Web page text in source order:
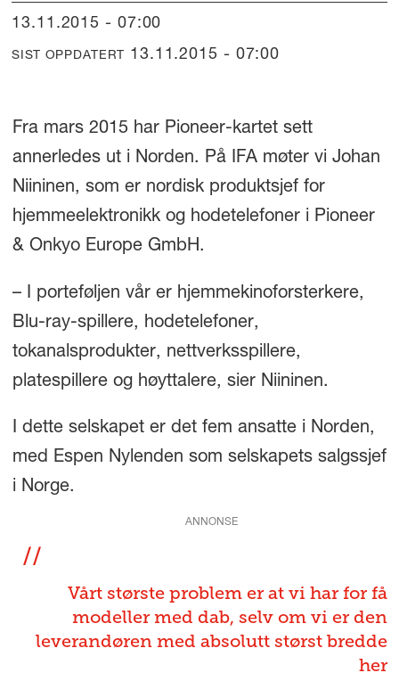
13.11.2015 - 07:00
SIST OPPDATERT 13.11.2015 - 07:00
Fra mars 2015 har Pioneer-kartet sett
annerledes ut i Norden. På IFA møter vi Johan
Niininen, som er nordisk produktsjef for
hjemmeelektronikk og hodetelefoner i Pioneer
& Onkyo Europe GmbH.
– I porteføljen vår er hjemmekinoforsterkere,
Blu-ray-spillere, hodetelefoner,
tokanalsprodukter, nettverksspillere,
platespillere og høyttalere, sier Niininen.
I dette selskapet er det fem ansatte i Norden,
med Espen Nylenden som selskapets salgssjef
i Norge.
ANNONSE
Vårt største problem er at vi har for få
modeller med dab, selv om vi er den
leverandøren med absolutt størst bredde
her